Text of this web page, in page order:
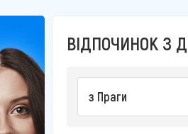
ВІДПОЧИНОК З
з Праги